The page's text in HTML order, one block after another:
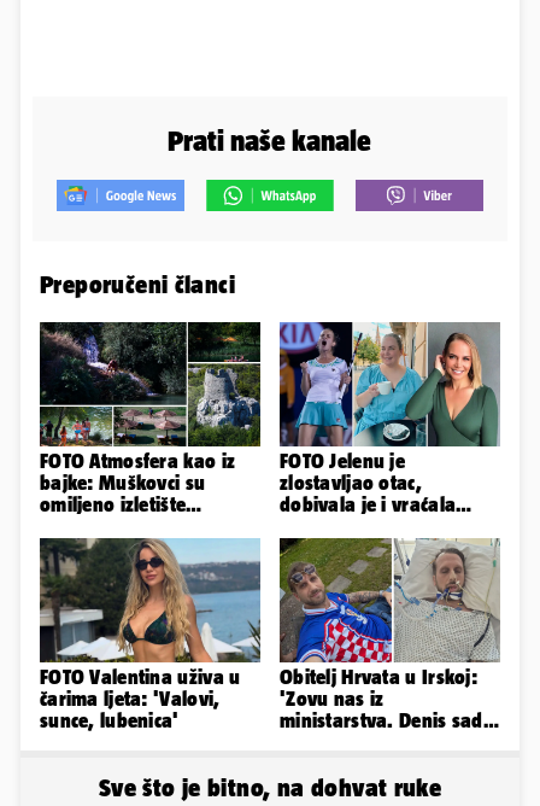
Prati naše kanale
Preporučeni članci
FOTO Atmosfera kao iz
bajke: Muškovci su
omiljeno izletište
zašto
FOTO Jelenu je
zlostavljao otac,
dobivala je i vraćala
tukao šakama'
FOTO Valentina uživa u
čarima ljeta: 'Valovi,
sunce, lubenica'
Obitelj Hrvata u Irskoj:
'Zovu nas iz
ministarstva. Denis sada
Sve što je bitno, na dohvat ruke